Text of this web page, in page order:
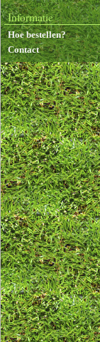
Informatie
Hoe bestellen?
Contact